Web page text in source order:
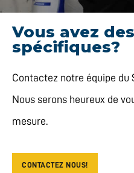
Vous avez
spécifiques?
Contactez notre équipe du
Nous serons heureux de
mesure.
CONTACTEZ NOUS!